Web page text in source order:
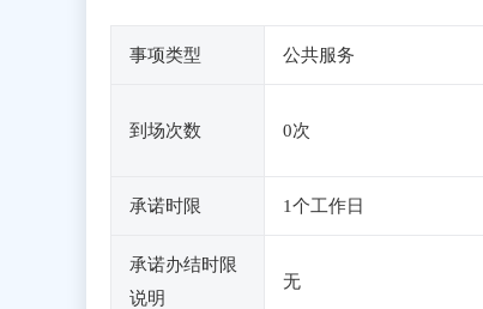
事项类型 公共服务
到场次数 0次
承诺时限 1个工作日
承诺办结时限
说明
无